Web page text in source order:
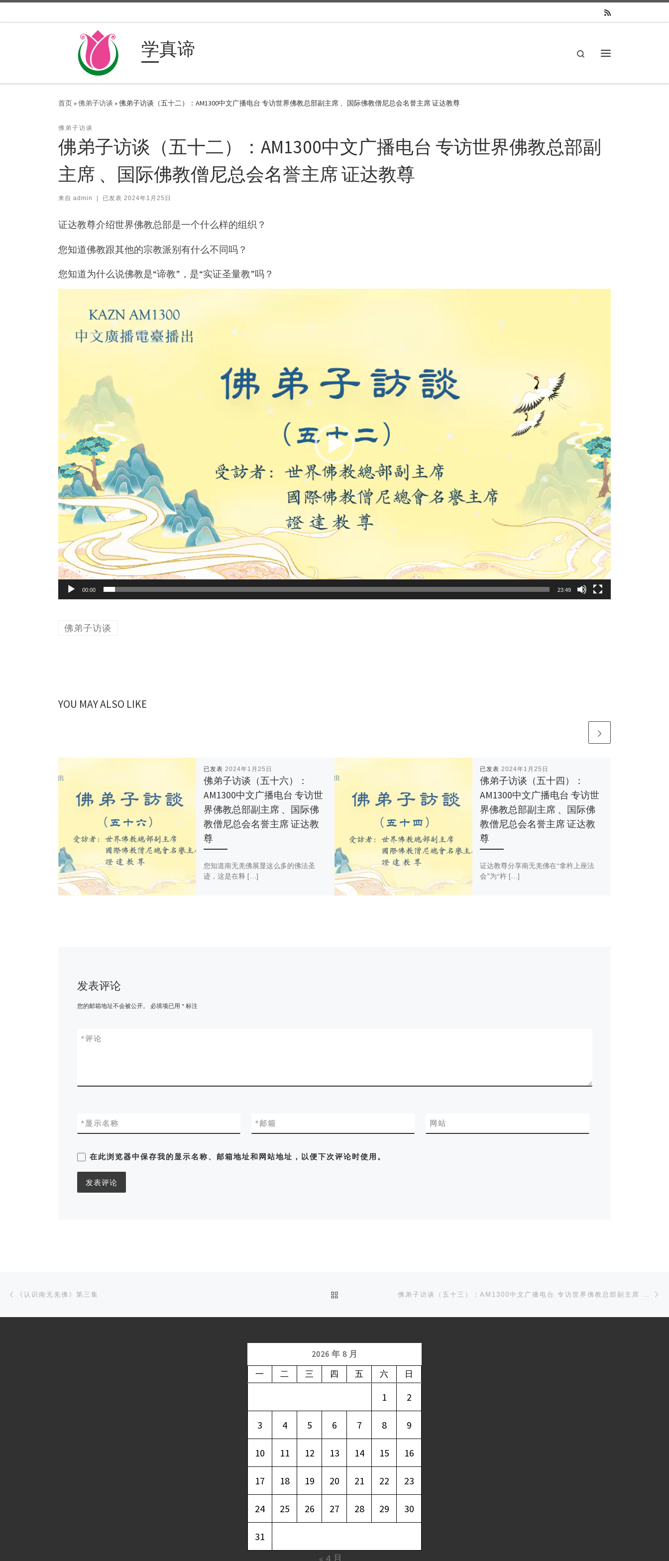
学真谛
Search
首页»佛弟子访谈 »佛弟子访谈（五十二）：AM1300中文广播电台 专访世界佛教总部副主席 、国际佛教僧尼总会名誉主席 证达教尊
佛弟子访谈
佛弟子访谈（五十二）：AM1300中文广播电台 专访世界佛教总部副
主席 、国际佛教僧尼总会名誉主席 证达教尊
来自 admin 已发表 2024年1月25日
证达教尊介绍世界佛教总部是一个什么样的组织？
您知道佛教跟其他的宗教派别有什么不同吗？
您知道为什么说佛教是“谛教”，是“实证圣量教”吗？
00:00 23:49
佛弟子访谈
YOU MAY ALSO LIKE
已发表 2024年1月25日
佛弟子访谈（五十六）：
AM1300中文广播电台 专访世
界佛教总部副主席 、国际佛
教僧尼总会名誉主席 证达教
尊
您知道南无羌佛展显这么多的佛法圣
迹，这是在释 […]
已发表 2024年1月25日
佛弟子访谈（五十四）：
AM1300中文广播电台 专访世
界佛教总部副主席 、国际佛
教僧尼总会名誉主席 证达教
尊
证达教尊分享南无羌佛在“拿杵上座法
会”为“杵 […]
发表评论
您的邮箱地址不会被公开。 必填项已用 *标注
评论
*
显示名称
* 邮箱
* 网站
在此浏览器中保存我的显示名称、邮箱地址和网站地址，以便下次评论时使用。
文章导航
《认识南无羌佛》第三集 BACK TO POST LIST
2026 年 8 月
一 二 三 四 五 六 日
1 2
3 4 5 6 7 8 9
10 11 12 13 14 15 16
17 18 19 20 21 22 23
24 25 26 27 28 29 30
31
« 4 月